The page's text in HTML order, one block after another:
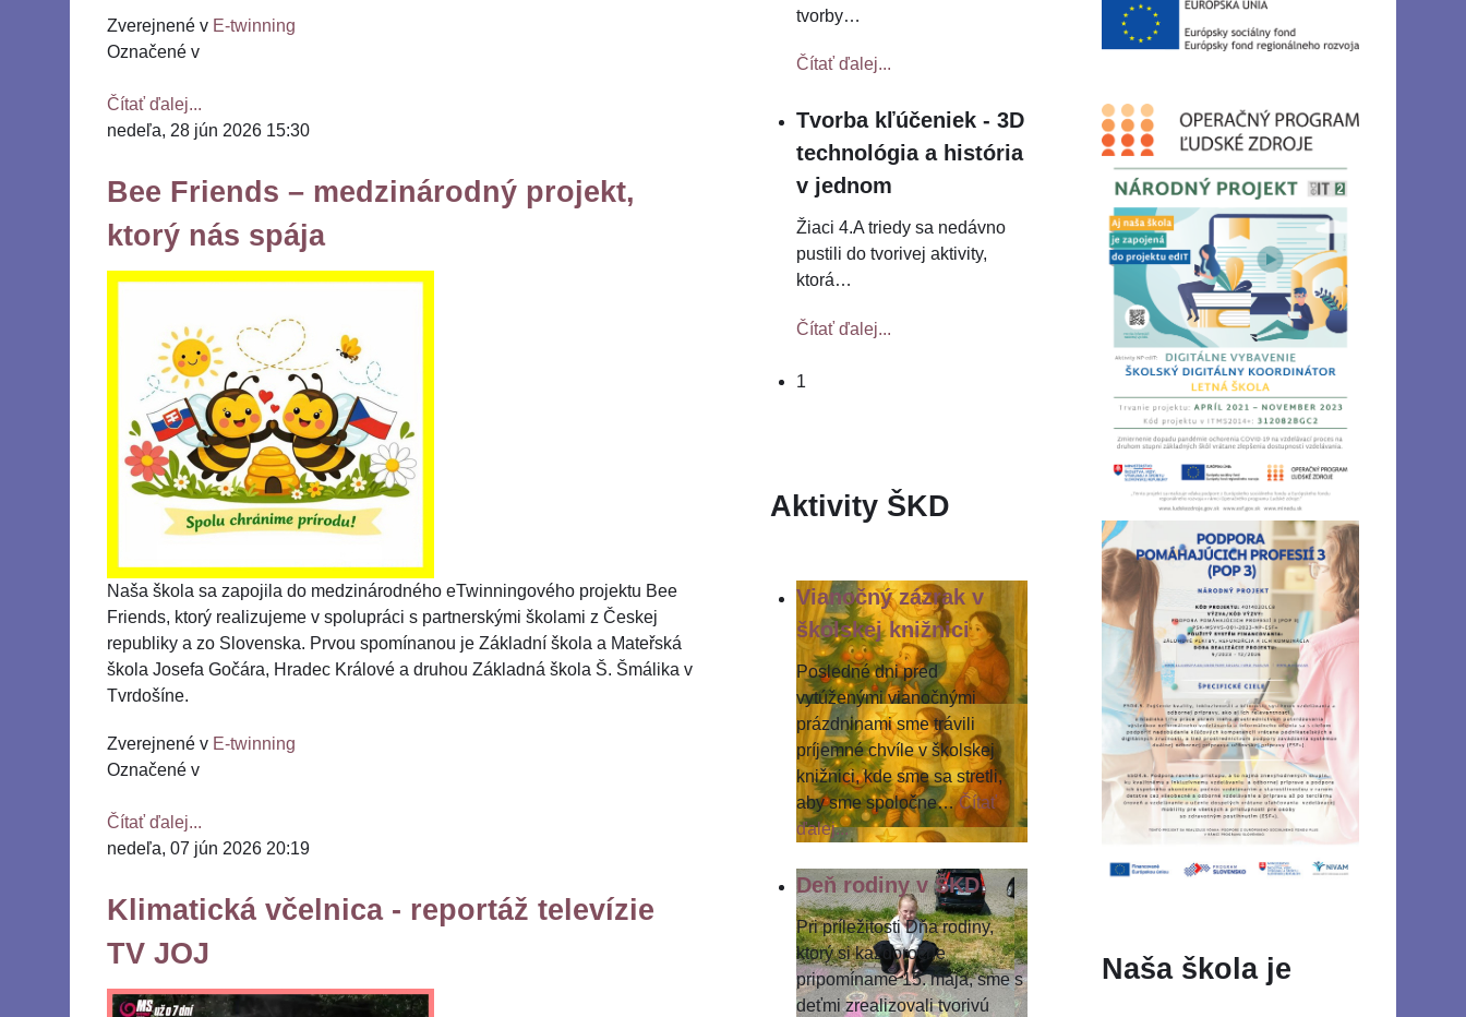
Zverejnené v E-twinning
Označené v
Čítať ďalej...
nedeľa, 28 jún 2026 15:30
Bee Friends – medzinárodný projekt,
ktorý nás spája
Naša škola sa zapojila do medzinárodného eTwinningového projektu Bee
Friends, ktorý realizujeme v spolupráci s partnerskými školami z Českej
republiky a zo Slovenska. Prvou spomínanou je Základní škola a Mateřská
škola Josefa Gočára, Hradec Králové a druhou Základná škola Š. Šmálika v
Tvrdošíne.
Zverejnené v E-twinning
Označené v
Čítať ďalej...
nedeľa, 07 jún 2026 20:19
Klimatická včelnica - reportáž televízie
TV JOJ
tvorby…
Čítať ďalej...
Tvorba kľúčeniek - 3D
technológia a história
v jednom
Žiaci 4.A triedy sa nedávno
pustili do tvorivej aktivity,
ktorá…
Čítať ďalej...
1
Aktivity ŠKD
Vianočný zázrak v
školskej knižnici
Posledné dni pred
vytúženými vianočnými
prázdninami sme trávili
príjemné chvíle v školskej
knižnici, kde sme sa stretli,
aby sme spoločne… Čítať
ďalej...
Deň rodiny v ŠKD
Pri príležitosti Dňa rodiny,
ktorý si každoročne
pripomíname 15. mája, sme s
deťmi zrealizovali tvorivú
Naša škola je